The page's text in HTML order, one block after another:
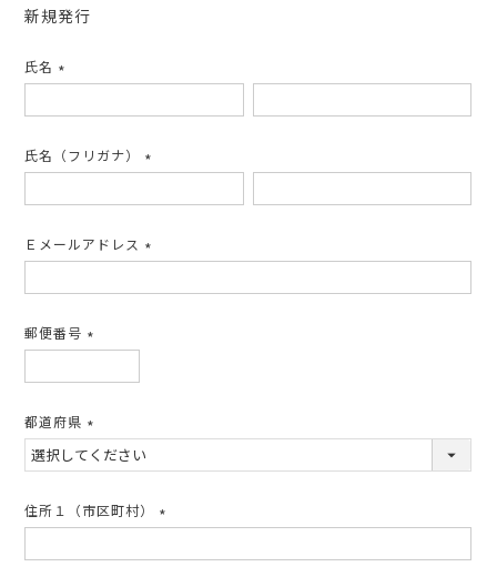
新規発行
氏名
須)
氏名（フリガナ）
須)
Ｅメールアドレス
須)
郵便番号
須)
都道府県
(必
須)
住所１（市区町村）
須)